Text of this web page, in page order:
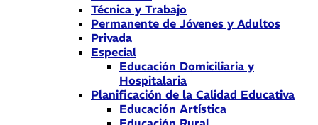
Técnica y Trabajo
Permanente de Jóvenes y Adultos
Privada
Especial
Educación Domiciliaria y
Hospitalaria
Planificación de la Calidad Educativa
Educación Artística